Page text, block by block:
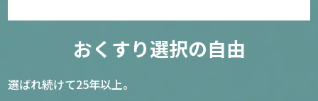
おくすり選択の自由
選ばれ続けて25年以上。